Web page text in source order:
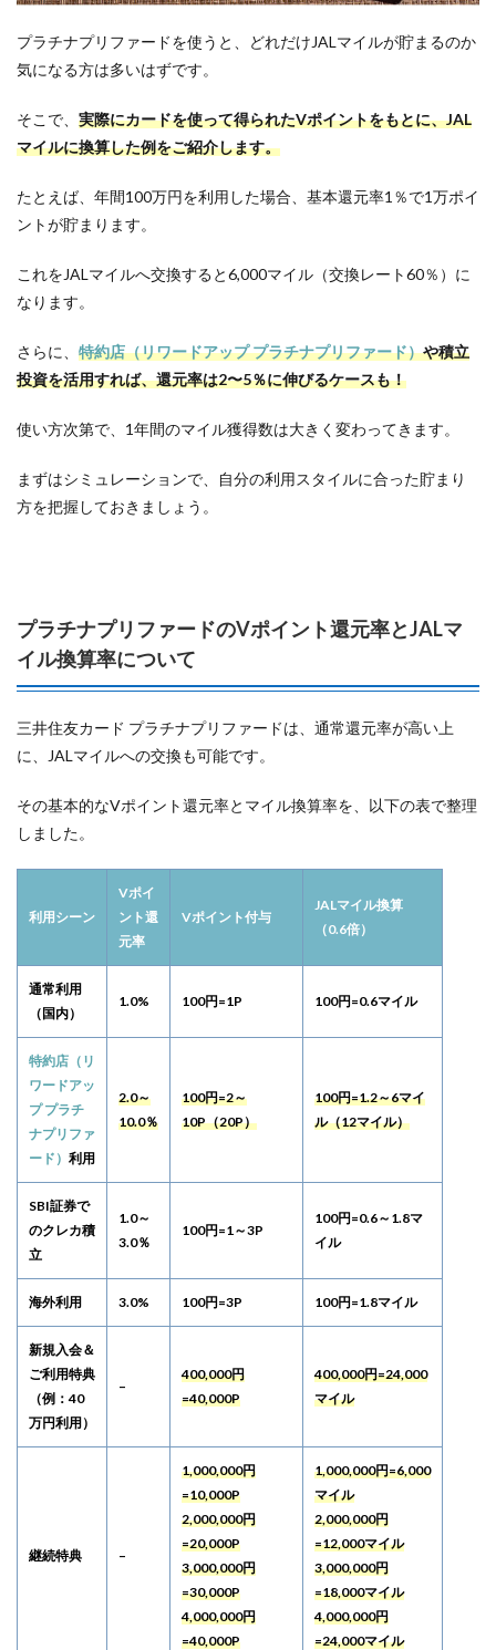
プラチナプリファードを使うと、どれだけJALマイルが貯まるのか
気になる方は多いはずです。
そこで、 実際にカードを使って得られたVポイントをもとに、JAL
マイルに換算した例をご紹介します。
たとえば、年間100万円を利用した場合、基本還元率1％で1万ポイ
ントが貯まります。
これをJALマイルへ交換すると6,000マイル（交換レート60％）に
なります。
さらに、 特約店（リワードアップ プラチナプリファード）や積立
投資を活用すれば、還元率は2〜5％に伸びるケースも！
使い方次第で、1年間のマイル獲得数は大きく変わってきます。
まずはシミュレーションで、自分の利用スタイルに合った貯まり
方を把握しておきましょう。
プラチナプリファードのVポイント還元率とJALマ
イル換算率について
三井住友カード プラチナプリファードは、通常還元率が高い上
に、JALマイルへの交換も可能です。
その基本的なVポイント還元率とマイル換算率を、以下の表で整理
しました。
利用シーン
Vポイ
ント還
元率
Vポイント付与
JALマイル換算
（0.6倍）
通常利用
（国内）
1.0% 100円=1P 100円=0.6マイル
特約店（リ
ワードアッ
プ プラチ
ナプリファ
ード） 利用
2.0～
10.0％
100円=2～
10P（20P）
100円=1.2～6マイ
ル（12マイル）
SBI証券で
のクレカ積
立
1.0～
3.0％
100円=1～3P
100円=0.6～1.8マ
イル
海外利用 3.0% 100円=3P 100円=1.8マイル
新規入会＆
ご利用特典
（例：40
万円利用）
–
400,000円
=40,000P
400,000円=24,000
マイル
継続特典 –
1,000,000円
=10,000P
2,000,000円
=20,000P
3,000,000円
=30,000P
4,000,000円
=40,000P
1,000,000円=6,000
マイル
2,000,000円
=12,000マイル
3,000,000円
=18,000マイル
4,000,000円
=24,000マイル